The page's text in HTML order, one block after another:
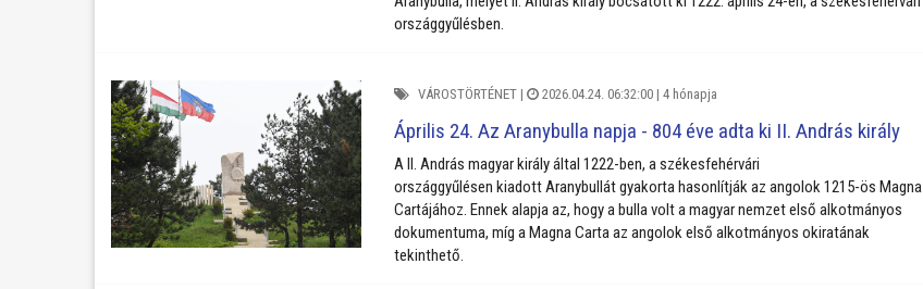
országgyűlésben.
VÁROSTÖRTÉNET| 2026.04.24. 06:32:00 | 4 hónapja
Április 24. Az Aranybulla napja - 804 éve adta ki II. András király
AII. András magyar király által 1222-ben, a székesfehérvári
országgyűlésen kiadottAranybullát gyakorta hasonlítják az angolok 1215-ös Magna
Cartájához. Ennek alapja az, hogy a bulla volt a magyar nemzet első alkotmányos
dokumentuma, míg a Magna Carta az angolok első alkotmányos okiratának
tekinthető.